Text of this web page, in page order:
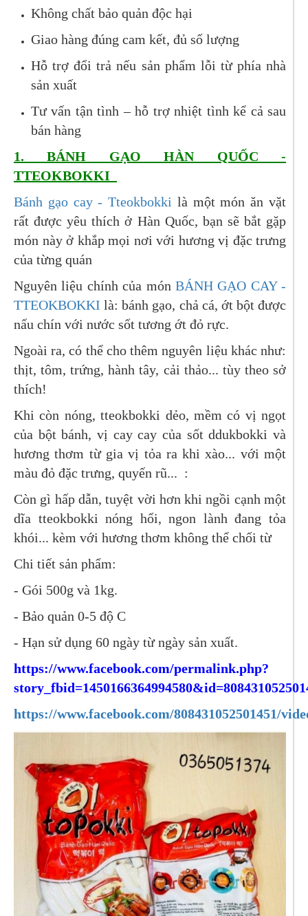
Không chất bảo quản độc hại
Giao hàng đúng cam kết, đủ số lượng
Hỗ trợ đổi trả nếu sản phẩm lỗi từ phía nhà
sản xuất
Tư vấn tận tình – hỗ trợ nhiệt tình kể cả sau
bán hàng
1. BÁNH GẠO HÀN QUỐC -
TTEOKBOKKI
Bánh gạo cay - Tteokbokki là một món ăn vặt
rất được yêu thích ở Hàn Quốc, bạn sẽ bắt gặp
món này ở khắp mọi nơi với hương vị đặc trưng
của từng quán
Nguyên liệu chính của món BÁNH GẠO CAY -
TTEOKBOKKI là: bánh gạo, chả cá, ớt bột được
nấu chín với nước sốt tương ớt đỏ rực.
Ngoài ra, có thể cho thêm nguyên liệu khác như:
thịt, tôm, trứng, hành tây, cải thảo... tùy theo sở
thích!
Khi còn nóng, tteokbokki dẻo, mềm có vị ngọt
của bột bánh, vị cay cay của sốt ddukbokki và
hương thơm từ gia vị tỏa ra khi xào... với một
màu đỏ đặc trưng, quyến rũ... :
Còn gì hấp dẫn, tuyệt vời hơn khi ngồi cạnh một
dĩa tteokbokki nóng hổi, ngon lành đang tỏa
khói... kèm với hương thơm không thể chối từ
Chi tiết sản phẩm:
- Gói 500g và 1kg.
- Bảo quản 0-5 độ C
- Hạn sử dụng 60 ngày từ ngày sản xuất.
https://www.facebook.com/permalink.php?
https://www.facebook.com/808431052501451/